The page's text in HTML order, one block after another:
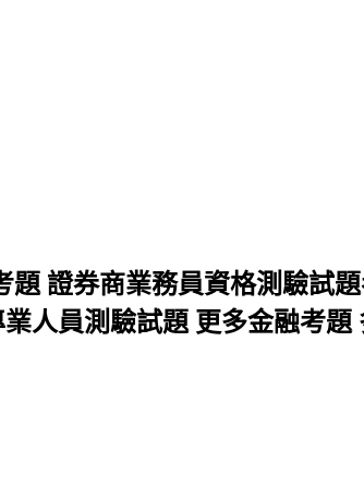
證券商業務員資格測驗試
人員測驗試題 更多金融考題